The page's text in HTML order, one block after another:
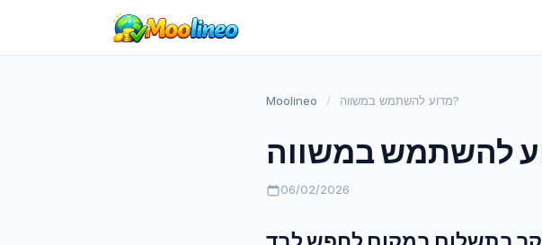
Moolineo / מדוע להשתמש במשווה?
06/02/2026